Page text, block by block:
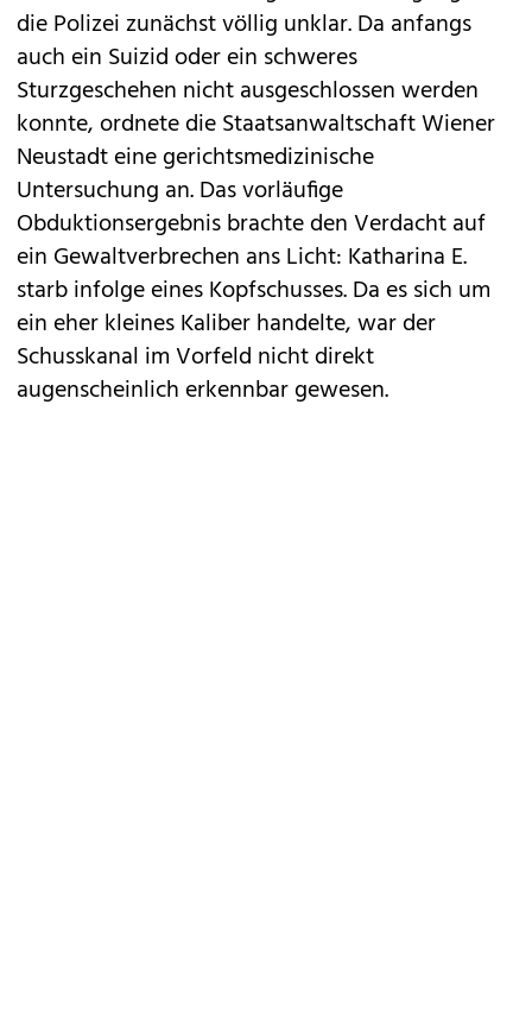
die Polizei zunächst völlig unklar. Da anfangs
auch ein Suizid oder ein schweres
Sturzgeschehen nicht ausgeschlossen werden
konnte, ordnete die Staatsanwaltschaft Wiener
Neustadt eine gerichtsmedizinische
Untersuchung an. Das vorläufige
Obduktionsergebnis brachte den Verdacht auf
ein Gewaltverbrechen ans Licht: Katharina E.
starb infolge eines Kopfschusses. Da es sich um
ein eher kleines Kaliber handelte, war der
Schusskanal im Vorfeld nicht direkt
augenscheinlich erkennbar gewesen.